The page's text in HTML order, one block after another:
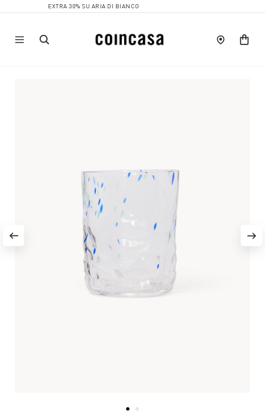
EXTRA 30% SU ARIA DI BIANCO